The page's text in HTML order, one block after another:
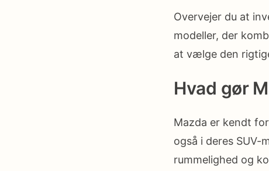
Overvejer du at
modeller, der
at vælge den
Hvad gør
Mazda er kendt
også i deres SUV-
rummelighed og